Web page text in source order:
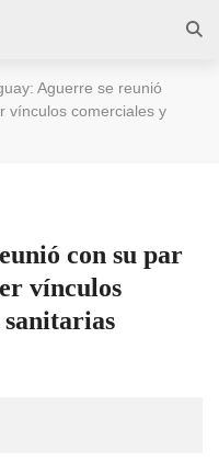
Aguerre se reunió
vínculos comerciales y
con su par
vínculos